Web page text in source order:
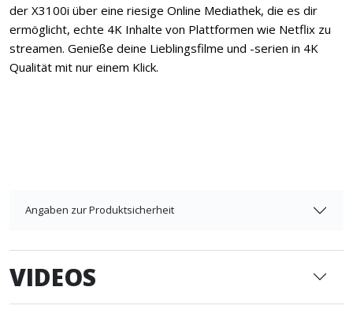
der X3100i über eine riesige Online Mediathek, die es dir
ermöglicht, echte 4K Inhalte von Plattformen wie Netflix zu
streamen. Genieße deine Lieblingsfilme und -serien in 4K
Qualität mit nur einem Klick.
Angaben zur Produktsicherheit
VIDEOS